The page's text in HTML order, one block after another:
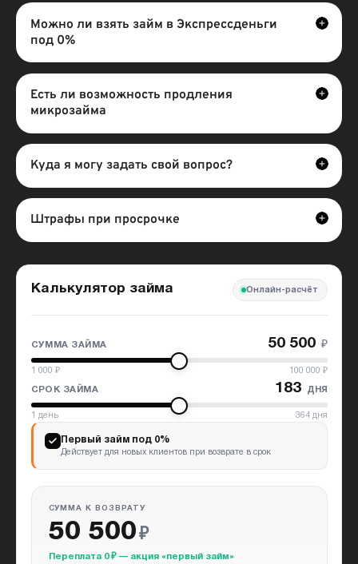
Можно ли взять займ в Экспрессденьги
под 0%
Есть ли возможность продления
микрозайма
Куда я могу задать свой вопрос?
Штрафы при просрочке
Калькулятор займа Онлайн-расчёт
СУММА ЗАЙМА 50 500 ₽
1 000 ₽ 100 000 ₽
СРОК ЗАЙМА 183 дня
день 364 дня
Первый займ под 0%
Действует для новых клиентов при возврате в срок
СУММА К ВОЗВРАТУ
50 500 ₽
Переплата 0 ₽ — акция «первый займ»